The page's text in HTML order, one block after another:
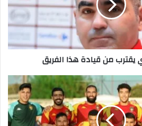
يقترب من قيادة هذا الفريق